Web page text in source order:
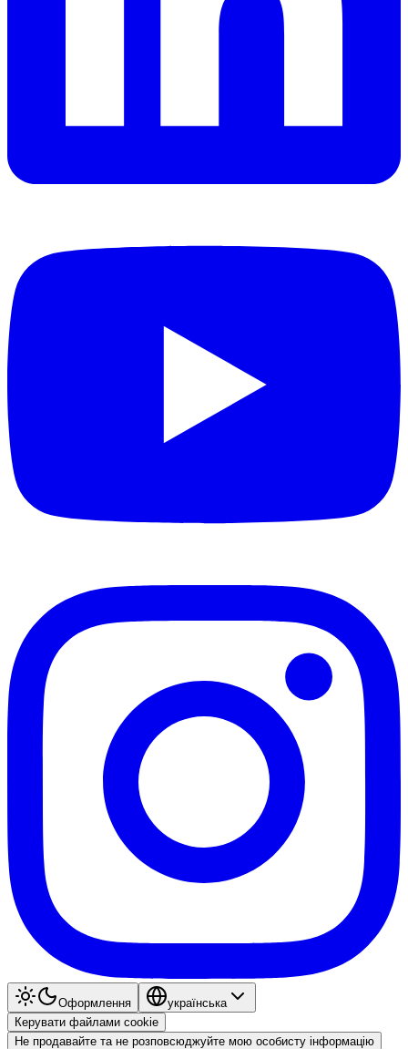
Оформлення
українська
Керувати файлами cookie
Не продавайте та не розповсюджуйте мою особисту інформацію